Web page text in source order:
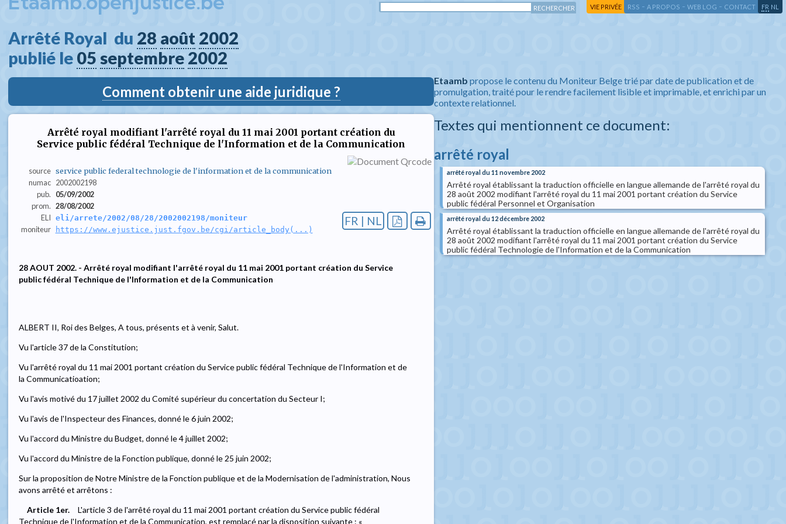
VIE PRIVÉE RSS - A PROPOS - WEB LOG - CONTACT FR NL
Arrêté Royal  du 28 août 2002
publié le 05 septembre 2002
Comment obtenir une aide juridique ?
Arrêté royal modifiant l'arrêté royal du 11 mai 2001 portant création du
Service public fédéral Technique de l'Information et de la Communication
source service public federal technologie de l'information et de la communication
numac 2002002198
pub.
05/09/2002
prom. 28/08/2002
ELI eli/arrete/2002/08/28/2002002198/moniteur
moniteur https://www.ejustice.just.fgov.be/cgi/article_body(...)
FR | NL
28 AOUT 2002. - Arrêté royal modifiant l'arrêté royal du 11 mai 2001 portant création du Service
public fédéral Technique de l'Information et de la Communication
ALBERT II, Roi des Belges, A tous, présents et à venir, Salut.
Vu l'article 37 de la Constitution;
Vu l'arrêté royal du 11 mai 2001 portant création du Service public fédéral Technique de l'Information et de
la Communicatioation;
Vu l'avis motivé du 17 juillet 2002 du Comité supérieur du concertation du Secteur I;
Vu l'avis de l'Inspecteur des Finances, donné le 6 juin 2002;
Vu l'accord du Ministre du Budget, donné le 4 juillet 2002;
Vu l'accord du Ministre de la Fonction publique, donné le 25 juin 2002;
Sur la proposition de Notre Ministre de la Fonction publique et de la Modernisation de l'administration, Nous
avons arrêté et arrêtons :
Article 1er.
L'article 3 de l'arrêté royal du 11 mai 2001 portant création du Service public fédéral
Technique de l'Information et de la Communication, est remplacé par la disposition suivante : «
Etaamb propose le contenu du Moniteur Belge trié par date de publication et de
promulgation, traité pour le rendre facilement lisible et imprimable, et enrichi par un
contexte relationnel.
Textes qui mentionnent ce document:
arrêté royal
arrêté royal du 11 novembre 2002
Arrêté royal établissant la traduction officielle en langue allemande de l'arrêté royal du
28 août 2002 modifiant l'arrêté royal du 11 mai 2001 portant création du Service
public fédéral Personnel et Organisation
arrêté royal du 12 décembre 2002
Arrêté royal établissant la traduction officielle en langue allemande de l'arrêté royal du
28 août 2002 modifiant l'arrêté royal du 11 mai 2001 portant création du Service
public fédéral Technologie de l'Information et de la Communication